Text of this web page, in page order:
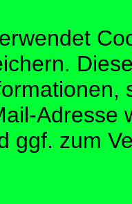
Adresse
ggf. zum